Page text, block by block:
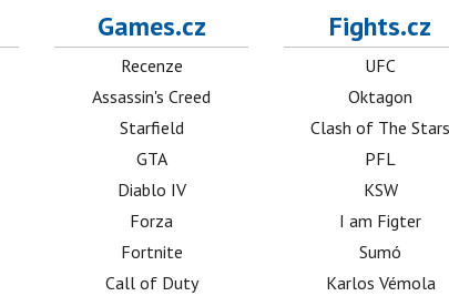
Games.cz
Recenze
Assassin's Creed
Starfield
GTA
Diablo IV
Forza
Fortnite
Call of Duty
Fights.cz
UFC
Oktagon
Clash of The Stars
PFL
KSW
I am Figter
Sumó
Karlos Vémola